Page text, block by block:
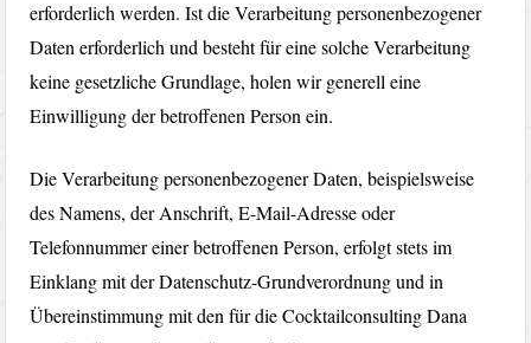
erforderlich werden. Ist die Verarbeitung personenbezogener
Daten erforderlich und besteht für eine solche Verarbeitung
keine gesetzliche Grundlage, holen wir generell eine
Einwilligung der betroffenen Person ein.
Die Verarbeitung personenbezogener Daten, beispielsweise
des Namens, der Anschrift, E-Mail-Adresse oder
Telefonnummer einer betroffenen Person, erfolgt stets im
Einklang mit der Datenschutz-Grundverordnung und in
Übereinstimmung mit den für die Cocktailconsulting Dana